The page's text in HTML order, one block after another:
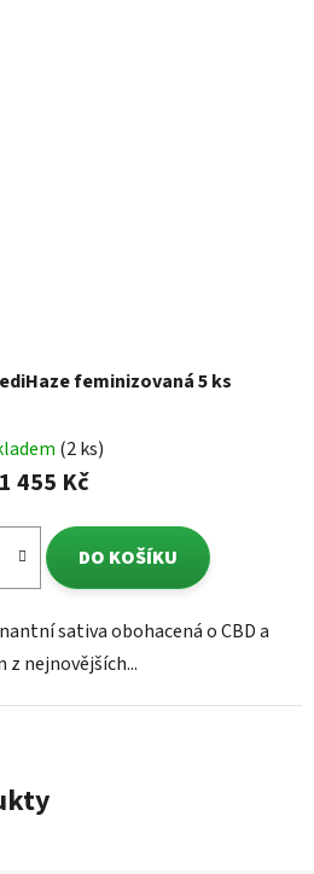
feminizovaná 5 ks
(2 ks)
1 455 Kč
DO KOŠÍKU
sativa obohacená o CBD a
z nejnovějších...